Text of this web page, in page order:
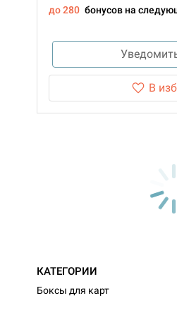
до 280 бонусов на
В
КАТЕГОРИИ
Боксы для карт